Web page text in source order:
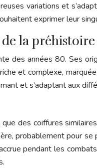
variations et
exprimer leur
la
des années 80. Ses
et complexe,
et s’adaptant aux
des coiffures
probablement pour
pendant les